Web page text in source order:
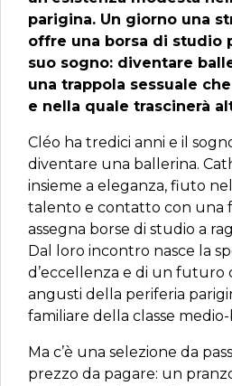
parigina. Un giorno una
offre una borsa di studio
suo sogno: diventare
una trappola sessuale
e nella quale trascinerà
Cléo ha tredici anni e il
diventare una ballerina.
insieme a eleganza, fiuto
talento e contatto con una
assegna borse di studio a
Dal loro incontro nasce la
d’eccellenza e di un futuro
angusti della periferia
familiare della classe medio-
Ma c’è una selezione da
prezzo da pagare: un